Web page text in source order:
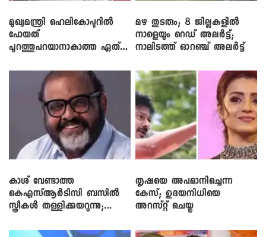
മുഖ്യമന്ത്രി ഹെലികോപ്ടറിൽ
പോയത്
പുറത്തുപറയാനാകാത്ത ഏത്
മഴ തുടരും; 8 ജില്ലകളിൽ
നാളെയും റെഡ് അലർട്ട്;
നാലിടത്ത് ഓറഞ്ച് അലർട്ട്
കാശ് വേണ്ടാത്ത
കെഎസ്ആർടിസി ബസിൽ
സ്ത്രീകൾ തള്ളിക്കയറുന്നു;
തൃഷയെ അപമാനിച്ചെന്ന
കേസ്; ഉദയനിധിയെ
അറസ്റ്റ് ചെയ്തു